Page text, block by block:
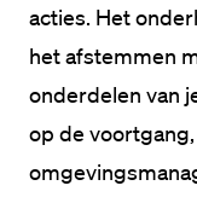
acties. Het
het afstemmen
onderdelen van
op de